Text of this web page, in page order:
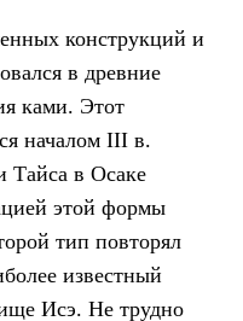
конструкций и
в древние
ками. Этот
началом III в.
Тайса в Осаке
этой формы
тип повторял
известный
Исэ. Не трудно